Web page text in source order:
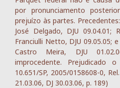
por pronunciamento
prejuízo às partes.
José Delgado, DJU 09.04.01;
Franciulli Netto, DJU 09.05.05;
Castro Meira, DJU
improcedente. Prejudicado
10.651/SP, 2005/0158608-0,
21.03.06, DJ 30.03.06, p. 189)